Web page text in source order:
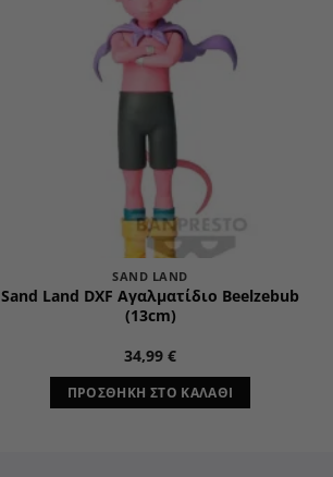
SAND LAND
Sand Land DXF Αγαλματίδιο Beelzebub
(13cm)
34,99 €
ΠΡΟΣΘΉΚΗ ΣΤΟ ΚΑΛΆΘΙ